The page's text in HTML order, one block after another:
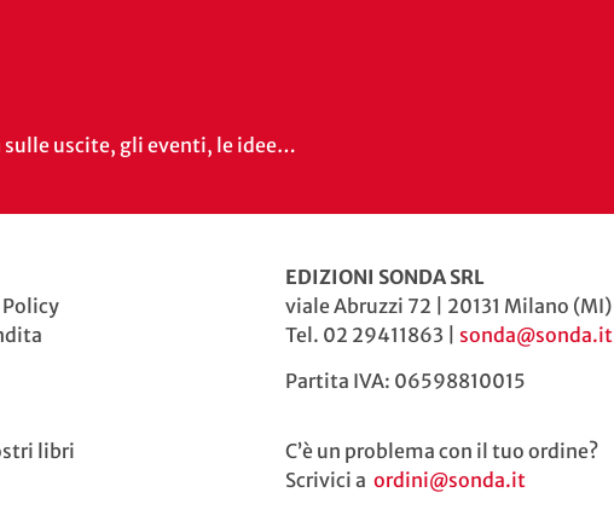
uscite, gli eventi, le idee…
Policy
libri
EDIZIONI SONDA SRL
viale Abruzzi 72 | 20131 Milano (MI)
Tel. 02 29411863 | sonda@sonda.it
Partita IVA: 06598810015
C’è un problema con il tuo ordine?
Scrivici a ordini@sonda.it